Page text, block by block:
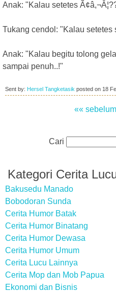
Anak: "Kalau setetes
Tukang cendol: "Kalau setetes
Anak: "Kalau begitu tolong
sampai penuh..!"
Sent by: Hersel Tangketasik posted on 18
«« sebelum
Cari
Kategori Cerita
Bakusedu Manado
Bobodoran Sunda
Cerita Humor Batak
Cerita Humor Binatang
Cerita Humor Dewasa
Cerita Humor Umum
Cerita Lucu Lainnya
Cerita Mop dan Mob Papua
Ekonomi dan Bisnis